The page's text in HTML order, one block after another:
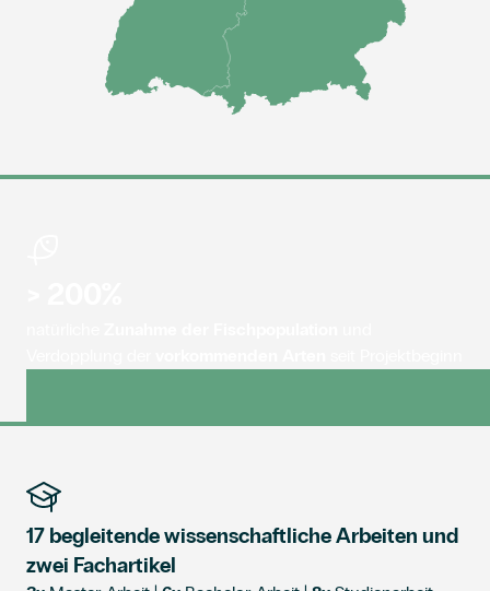
17 begleitende wissenschaftliche Arbeiten und
zwei Fachartikel